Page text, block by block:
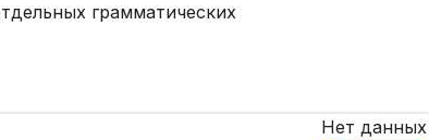
грамматических
Нет данных